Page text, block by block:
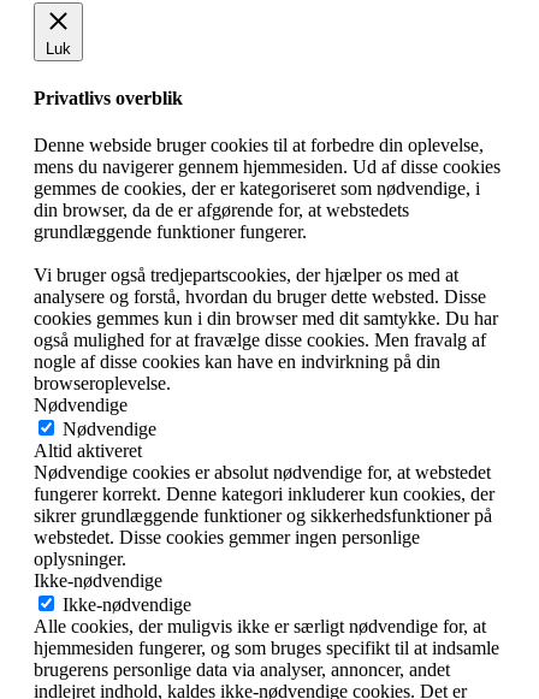
Luk
Privatlivs overblik
Denne webside bruger cookies til at forbedre din oplevelse,
mens du navigerer gennem hjemmesiden. Ud af disse cookies
gemmes de cookies, der er kategoriseret som nødvendige, i
din browser, da de er afgørende for, at webstedets
grundlæggende funktioner fungerer.
Vi bruger også tredjepartscookies, der hjælper os med at
analysere og forstå, hvordan du bruger dette websted. Disse
cookies gemmes kun i din browser med dit samtykke. Du har
også mulighed for at fravælge disse cookies. Men fravalg af
nogle af disse cookies kan have en indvirkning på din
browseroplevelse.
Nødvendige
Nødvendige
Altid aktiveret
Nødvendige cookies er absolut nødvendige for, at webstedet
fungerer korrekt. Denne kategori inkluderer kun cookies, der
sikrer grundlæggende funktioner og sikkerhedsfunktioner på
webstedet. Disse cookies gemmer ingen personlige
oplysninger.
Ikke-nødvendige
Ikke-nødvendige
Alle cookies, der muligvis ikke er særligt nødvendige for, at
hjemmesiden fungerer, og som bruges specifikt til at indsamle
brugerens personlige data via analyser, annoncer, andet
indlejret indhold, kaldes ikke-nødvendige cookies. Det er